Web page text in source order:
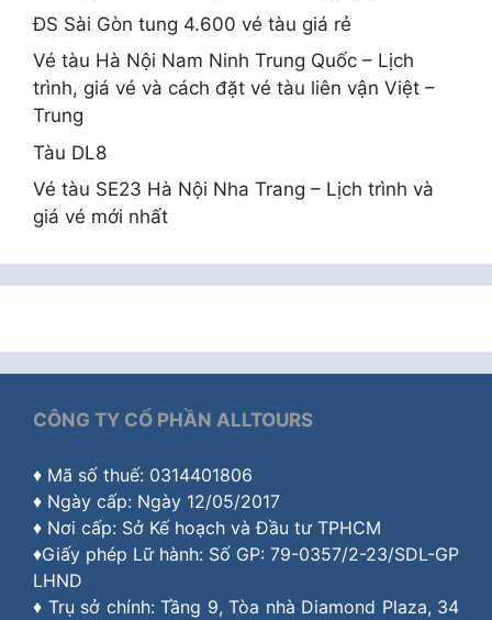
ĐS Sài Gòn tung 4.600 vé tàu giá rẻ
Vé tàu Hà Nội Nam Ninh Trung Quốc – Lịch
trình, giá vé và cách đặt vé tàu liên vận Việt –
Trung
Tàu DL8
Vé tàu SE23 Hà Nội Nha Trang – Lịch trình và
giá vé mới nhất
CÔNG TY CỔ PHẦN ALLTOURS
♦ Mã số thuế: 0314401806
♦ Ngày cấp: Ngày 12/05/2017
♦ Nơi cấp: Sở Kế hoạch và Đầu tư TPHCM
♦Giấy phép Lữ hành: Số GP: 79-0357/2-23/SDL-GP
LHND
♦ Trụ sở chính: Tầng 9, Tòa nhà Diamond Plaza, 34